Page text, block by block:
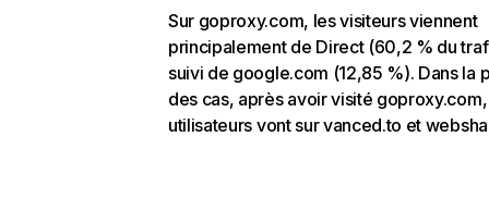
Sur goproxy.com, les visiteurs viennent
principalement de Direct (60,2 % du
suivi de google.com (12,85 %). Dans la
des cas, après avoir visité
utilisateurs vont sur vanced.to et